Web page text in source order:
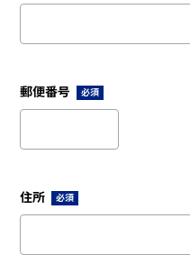
郵便番号 必須
住所 必須